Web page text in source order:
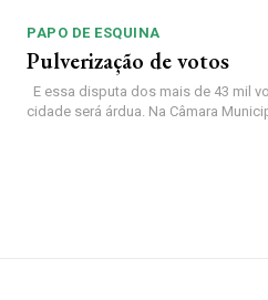
PAPO DE ESQUINA
Pulverização de votos
E essa disputa dos mais de 43 mil
cidade será árdua. Na Câmara